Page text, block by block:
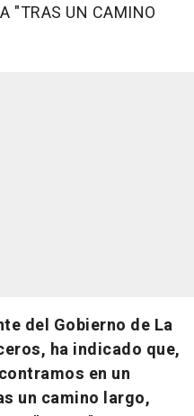
"TRAS UN CAMINO
del Gobierno de La
ha indicado que,
en un
un camino largo,